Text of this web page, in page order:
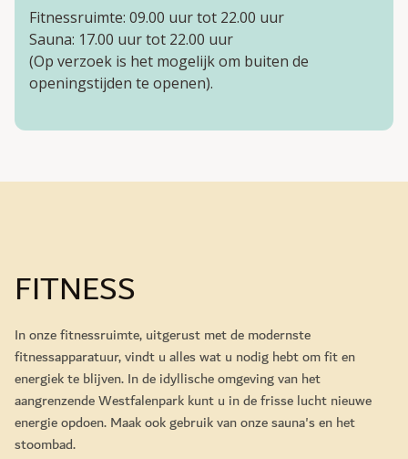
Fitnessruimte: 09.00 uur tot 22.00 uur
Sauna: 17.00 uur tot 22.00 uur
(Op verzoek is het mogelijk om buiten de
openingstijden te openen).
FITNESS
In onze fitnessruimte, uitgerust met de modernste
fitnessapparatuur, vindt u alles wat u nodig hebt om fit en
energiek te blijven. In de idyllische omgeving van het
aangrenzende Westfalenpark kunt u in de frisse lucht nieuwe
energie opdoen. Maak ook gebruik van onze sauna's en het
stoombad.